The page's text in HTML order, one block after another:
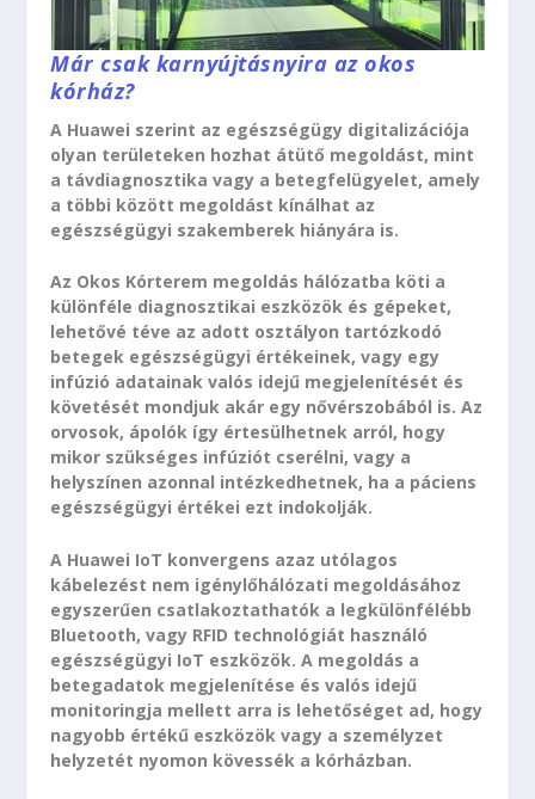
Már csak karnyújtásnyira az okos
kórház?
A Huawei szerint az egészségügy digitalizációja
olyan területeken hozhat átütő megoldást, mint
a távdiagnosztika vagy a betegfelügyelet, amely
a többi között megoldást kínálhat az
egészségügyi szakemberek hiányára is.
Az Okos Kórterem megoldás hálózatba köti a
különféle diagnosztikai eszközök és gépeket,
lehetővé téve az adott osztályon tartózkodó
betegek egészségügyi értékeinek, vagy egy
infúzió adatainak valós idejű megjelenítését és
követését mondjuk akár egy nővérszobából is. Az
orvosok, ápolók így értesülhetnek arról, hogy
mikor szükséges infúziót cserélni, vagy a
helyszínen azonnal intézkedhetnek, ha a páciens
egészségügyi értékei ezt indokolják.
A Huawei IoT konvergens azaz utólagos
kábelezést nem igénylőhálózati megoldásához
egyszerűen csatlakoztathatók a legkülönfélébb
Bluetooth, vagy RFID technológiát használó
egészségügyi IoT eszközök. A megoldás a
betegadatok megjelenítése és valós idejű
monitoringja mellett arra is lehetőséget ad, hogy
nagyobb értékű eszközök vagy a személyzet
helyzetét nyomon kövessék a kórházban.